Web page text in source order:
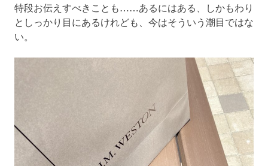
特段お伝えすべきことも……あるにはある、しかもわり
としっかり目にあるけれども、今はそういう潮目ではな
い。